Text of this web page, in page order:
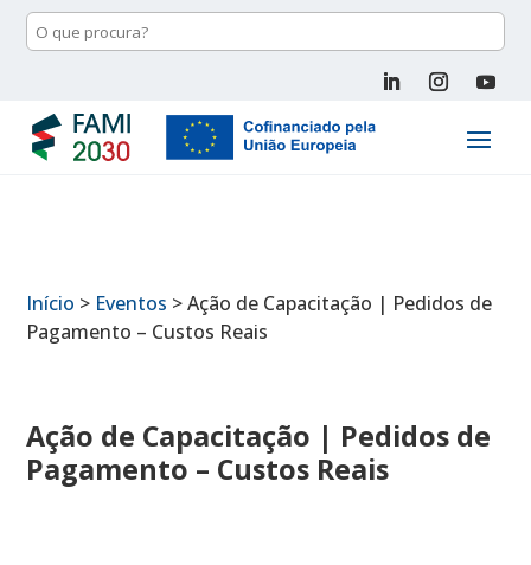
Início > Eventos >Ação de Capacitação | Pedidos de
Pagamento – Custos Reais
Ação de Capacitação | Pedidos de
Pagamento – Custos Reais